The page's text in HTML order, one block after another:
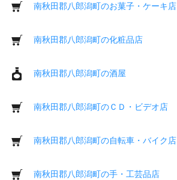
南秋田郡八郎潟町のお菓子・ケーキ店
南秋田郡八郎潟町の化粧品店
南秋田郡八郎潟町の酒屋
南秋田郡八郎潟町のＣＤ・ビデオ店
南秋田郡八郎潟町の自転車・バイク店
南秋田郡八郎潟町の手・工芸品店